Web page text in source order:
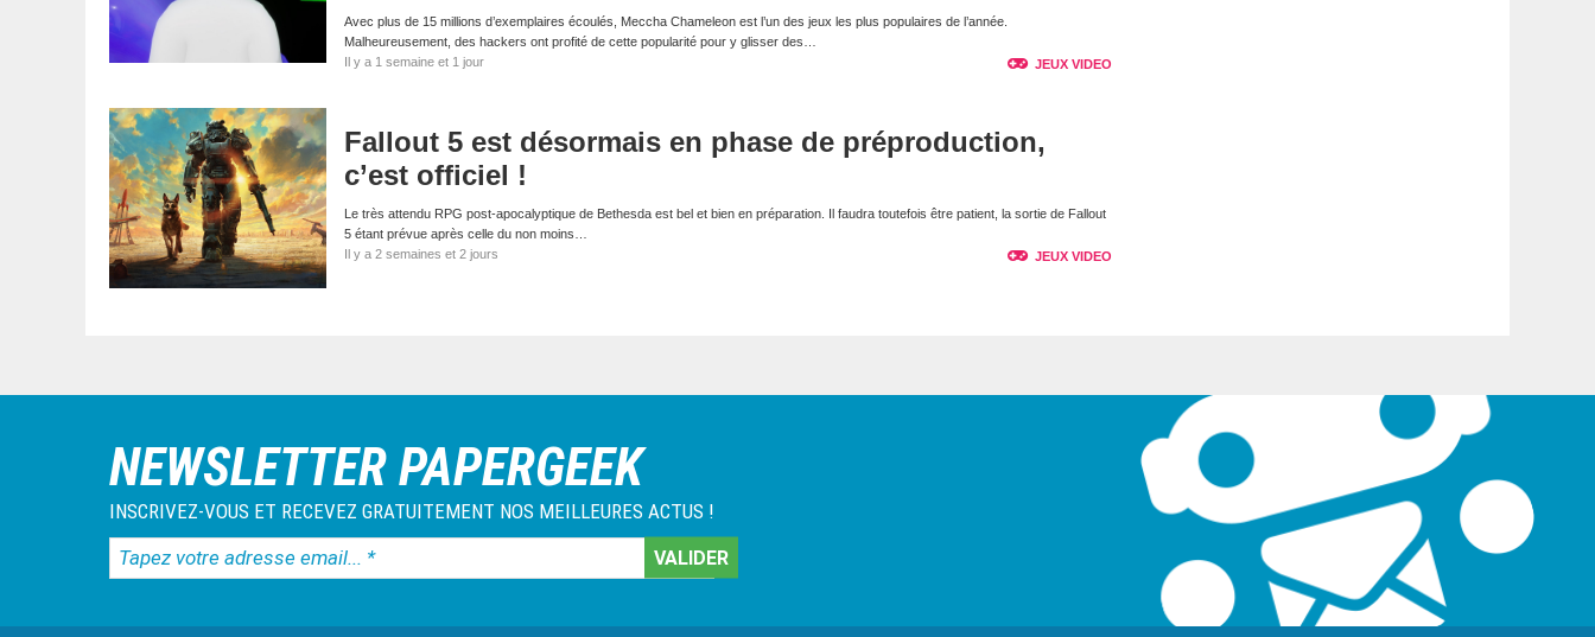
Avec plus de 15 millions d’exemplaires écoulés, Meccha Chameleon est l’un des jeux les plus populaires de l’année.
Malheureusement, des hackers ont profité de cette popularité pour y glisser des…
Il y a 1 semaine et 1 jour
JEUX VIDEO
Fallout 5 est désormais en phase de préproduction,
c’est officiel !
Le très attendu RPG post-apocalyptique de Bethesda est bel et bien en préparation. Il faudra toutefois être patient, la sortie de Fallout
5 étant prévue après celle du non moins…
Il y a 2 semaines et 2 jours
JEUX VIDEO
NEWSLETTER PAPERGEEK
INSCRIVEZ-VOUS ET RECEVEZ GRATUITEMENT NOS MEILLEURES ACTUS !
Tapez
votre